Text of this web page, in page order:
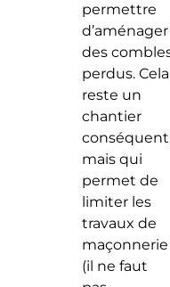
permettre
d’aménager
des
perdus. Cela
reste un
chantier
mais qui
permet de
limiter les
travaux de
maçonnerie
(il ne faut